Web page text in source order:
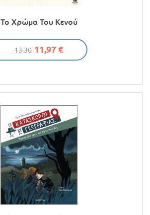
Το Χρώμα Του Κενού
13.30 11,97 €